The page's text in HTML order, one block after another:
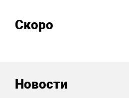
Скоро
Новости